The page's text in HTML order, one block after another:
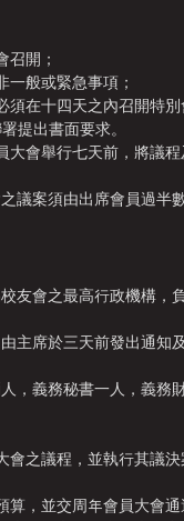
召開；
一般或緊急事項；
須在十四天之內召開特別
提出書面要求。
大會舉行七天前，將議程
議案須由出席會員過半數
友會之最高行政機構
主席於三天前發出通知
，義務秘書一人，義
之議程，並執行其議決
，並交周年會員大會通